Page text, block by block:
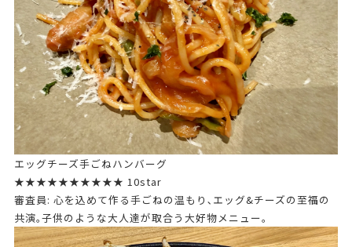
エッグチーズ手ごねハンバーグ
★★★★★★★★★★ 10star
審査員: 心を込めて作る手ごねの温もり､エッグ&チーズの至福の
共演｡子供のような大人達が取合う大好物メニュー｡